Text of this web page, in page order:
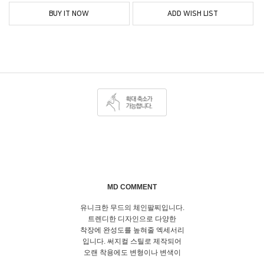
BUY IT NOW ADD WISH LIST
MD COMMENT
유니크한 무드의 체인팔찌입니다.
트렌디한 디자인으로 다양한
착장에 완성도를 높혀줄 엑세서리
입니다. 써지컬 스틸로 제작되어
오랜 착용에도 변형이나 변색이